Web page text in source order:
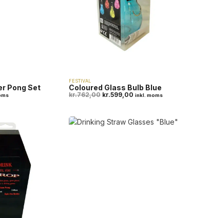
Pong Set
FESTIVAL
Coloured Glass Bulb Blue
kr.762,00 kr.599,00 inkl. moms